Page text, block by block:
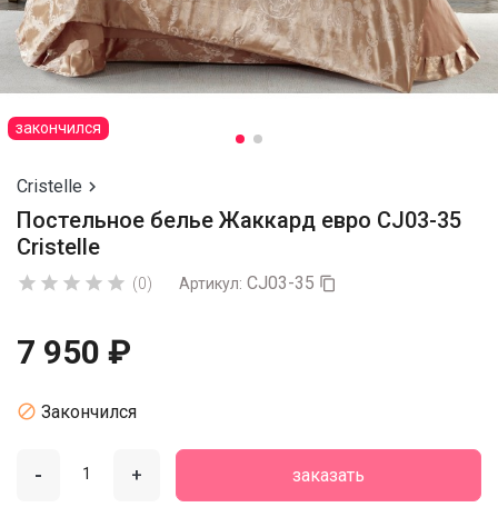
закончился
Cristelle 
Постельное белье Жаккард евро CJ03-35
Cristelle
     (0) Артикул: CJ03-35 
7 950 ₽
 Закончился
- + заказать